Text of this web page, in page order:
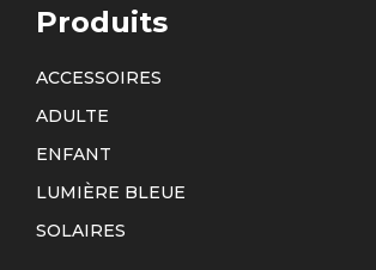
Produits
ACCESSOIRES
ADULTE
ENFANT
LUMIÈRE BLEUE
SOLAIRES